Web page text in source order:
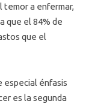
temor a enfermar,
que el 84% de
que el
especial énfasis
es la segunda